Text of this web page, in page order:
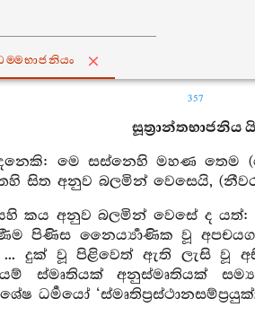
357
සූත්‍රාන්තභාජනිය
දෙනෙකි: මෙ සස්නෙහි මහණ
සිත අනුව බලමින් වෙසෙයි,
කය අනුව බලමින් වෙසේ ද
පිණිස නෛර්‍ය්‍යාණික වූ
දුක් වූ පිළිවෙත් ඇති ලැසි වූ
වූ යම් ස්මෘතියක් අනුස්මෘතියක්
ධර්‍මයෝ